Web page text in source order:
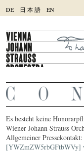
DE 日 本語 EN
Es besteht keine
Wiener Johann Strauss
Allgemeiner
[YWZmZW5rbGFtbWVy]